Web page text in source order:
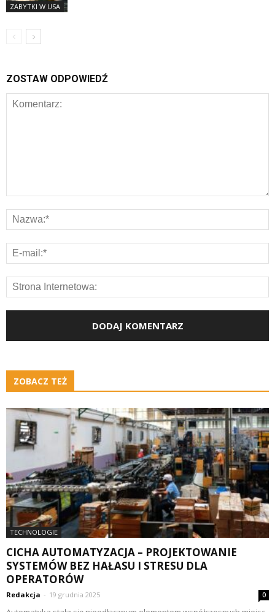
ZABYTKI W USA
ZOSTAW ODPOWIEDŹ
ZOBACZ TEŻ
TECHNOLOGIE
CICHA AUTOMATYZACJA – PROJEKTOWANIE
SYSTEMÓW BEZ HAŁASU I STRESU DLA
OPERATORÓW
Redakcja - 19 grudnia 2025 0